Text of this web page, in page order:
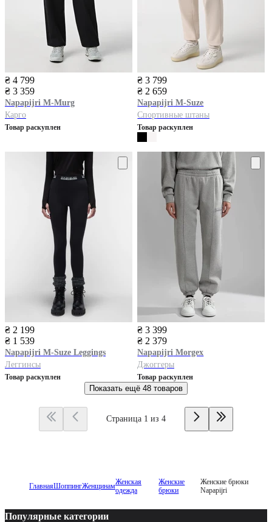
₴ 4 799
₴ 3 359
Napapijri M-Murg
Карго
Товар раскуплен
₴ 3 799
₴ 2 659
Napapijri M-Suze
Спортивные штаны
Товар раскуплен
₴ 2 199
₴ 1 539
Napapijri M-Suze Leggings
Леггинсы
Товар раскуплен
₴ 3 399
₴ 2 379
Napapijri Morgex
Джоггеры
Товар раскуплен
Показать ещё 48 товаров
Страница 1 из 4
ГлавнаяШоппингЖенщинамЖенская
одежда
Женские
брюки
Женские брюки
Napapijri
Популярные категории